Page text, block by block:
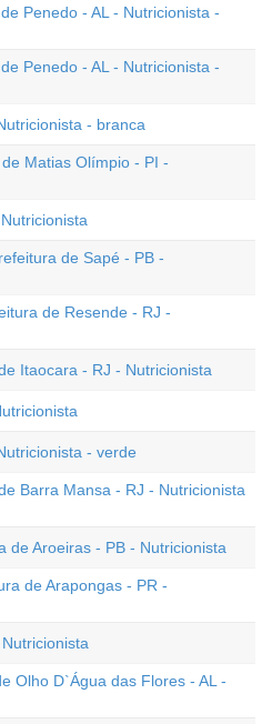
Penedo - AL - Nutricionista -
Penedo - AL - Nutricionista -
- branca
Matias Olímpio - PI -
de Sapé - PB -
de Resende - RJ -
Itaocara - RJ - Nutricionista
- verde
Barra Mansa - RJ - Nutricionista
de Aroeiras - PB - Nutricionista
de Arapongas - PR -
Olho D`Água das Flores - AL -